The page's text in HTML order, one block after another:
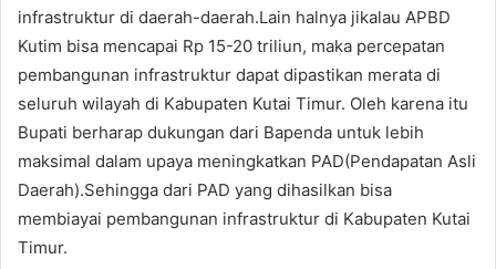
infrastruktur di daerah-daerah.Lain halnya jikalau APBD
Kutim bisa mencapai Rp 15-20 triliun, maka percepatan
pembangunan infrastruktur dapat dipastikan merata di
seluruh wilayah di Kabupaten Kutai Timur. Oleh karena itu
Bupati berharap dukungan dari Bapenda untuk lebih
maksimal dalam upaya meningkatkan PAD(Pendapatan Asli
Daerah).Sehingga dari PAD yang dihasilkan bisa
membiayai pembangunan infrastruktur di Kabupaten Kutai
Timur.